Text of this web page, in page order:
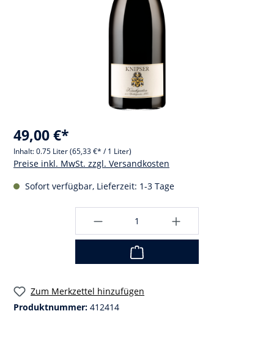
49,00 €*
Inhalt:0.75 Liter(65,33 €* / 1 Liter)
Preise inkl. MwSt. zzgl. Versandkosten
Sofort verfügbar, Lieferzeit: 1-3 Tage
Zum Merkzettel hinzufügen
Produktnummer: 412414